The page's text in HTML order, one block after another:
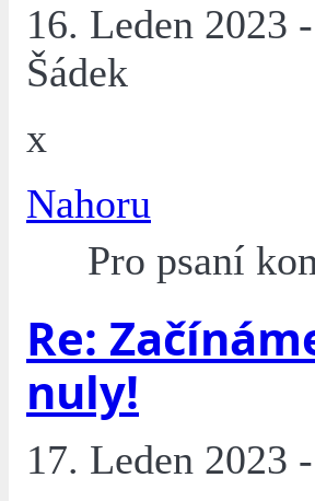
16. Leden 2023
Šádek
x
Nahoru
Pro psaní
Re:
nuly!
17. Leden 2023